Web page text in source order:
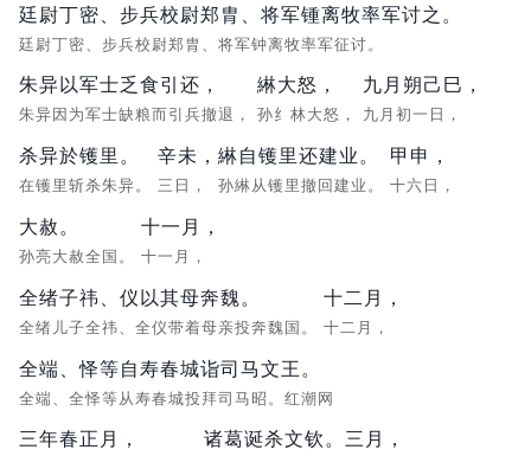
廷尉丁密、步兵校尉郑胄、将军锺离牧率军讨之。
廷尉丁密、步兵校尉郑胄、将军钟离牧率军征讨。
朱异以军士乏食引还，
朱异因为军士缺粮而引兵撤退，
綝大怒，
孙纟林大怒，
九月朔己巳，
九月初一日，
杀异於镬里。
在镬里斩杀朱异。
辛未，
三日，
綝自镬里还建业。
孙綝从镬里撤回建业。
甲申，
十六日，
大赦。
孙亮大赦全国。
十一月，
十一月，
全绪子祎、仪以其母奔魏。
全绪儿子全祎、全仪带着母亲投奔魏国。
十二月，
十二月，
全端、怿等自寿春城诣司马文王。
全端、全怿等从寿春城投拜司马昭。红潮网
三年春正月， 诸葛诞杀文钦。 三月，